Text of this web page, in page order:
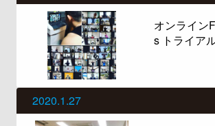
オンライン
s トライア
2020.1.27